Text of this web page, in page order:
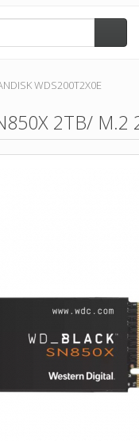
WDS200T2X0E
2TB/